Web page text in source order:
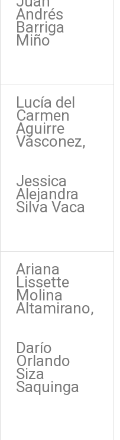
Andrés
Barriga
Miño
Lucía del
Carmen
Aguirre
Vásconez,
Jessica
Alejandra
Silva Vaca
Ariana
Lissette
Molina
Altamirano,
Darío
Orlando
Siza
Saquinga